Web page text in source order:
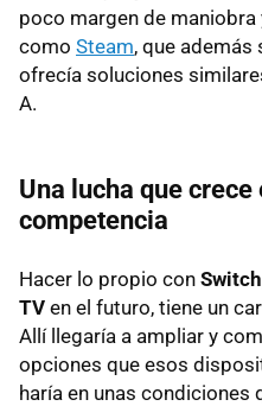
poco margen de maniobra
como Steam, que
ofrecía soluciones
A.
Una lucha que crece
competencia
Hacer lo propio con
TV en el futuro, tiene un
Allí llegaría a ampliar y
opciones que esos
haría en unas condiciones